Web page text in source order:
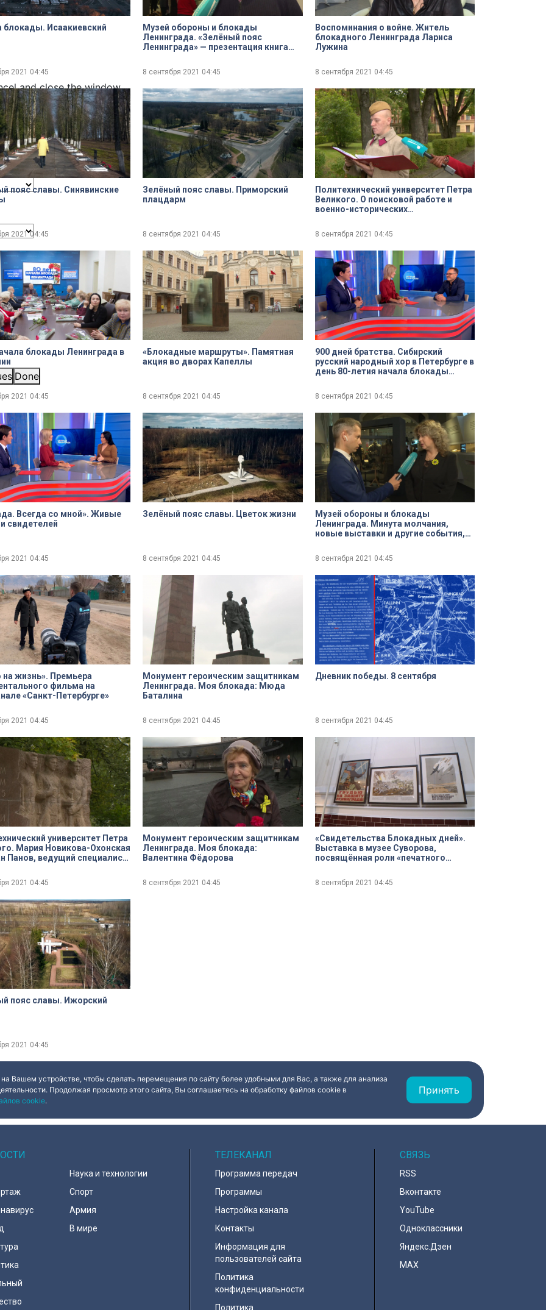
and close the window.
Done
блокады. Исаакиевский
2021 04:45
Музей обороны и блокады
Ленинграда. «Зелёный пояс
Ленинграда» — презентация книга
8 сентября 2021 04:45
Воспоминания о войне. Житель
блокадного Ленинграда Лариса
Лужина
8 сентября 2021 04:45
пояс славы. Синявинские
202104:45
Зелёный пояс славы. Приморский
плацдарм
8 сентября 2021 04:45
Политехнический университет Петра
Великого. О поисковой работе и
военно-исторических
Политех»
8 сентября 2021 04:45
блокады Ленинграда в
2021 04:45
«Блокадные маршруты». Памятная
акция во дворах Капеллы
8 сентября 2021 04:45
900 дней братства. Сибирский
русский народный хор в Петербурге в
день 80-летия начала блокады
8 сентября 2021 04:45
Всегда со мной». Живые
свидетелей
2021 04:45
Зелёный пояс славы. Цветок жизни
8 сентября 2021 04:45
Музей обороны и блокады
Ленинграда. Минута молчания,
новые выставки и другие события,
блокады Ленинграда
8 сентября 2021 04:45
на жизнь». Премьера
фильма на
«Санкт-Петербурге»
2021 04:45
Монумент героическим защитникам
Ленинграда. Моя блокада: Мюда
Баталина
8 сентября 2021 04:45
Дневник победы. 8 сентября
8 сентября 2021 04:45
университет Петра
Мария Новикова-Охонская
воинов-политехников
2021 04:45
Монумент героическим защитникам
Ленинграда. Моя блокада:
Валентина Фёдорова
8 сентября 2021 04:45
«Свидетельства Блокадных дней».
Выставка в музее Суворова,
посвящённая роли «печатного
Отечественной войны
8 сентября 2021 04:45
пояс славы. Ижорский
2021 04:45
Вашем устройстве, чтобы сделать перемещения по сайту более удобными для Вас, а также для анализа
Продолжая просмотр этого сайта, Вы соглашаетесь на обработку файлов cookie в
cookie.
Принять
Наука и технологии
Спорт
Армия
В мире
ТЕЛЕКАНАЛ
Программа передач
Программы
Настройка канала
Контакты
Информация для
пользователей сайта
Политика
конфиденциальности
Политика
СВЯЗЬ
RSS
Вконтакте
YouTube
Одноклассники
Яндекс.Дзен
MAX